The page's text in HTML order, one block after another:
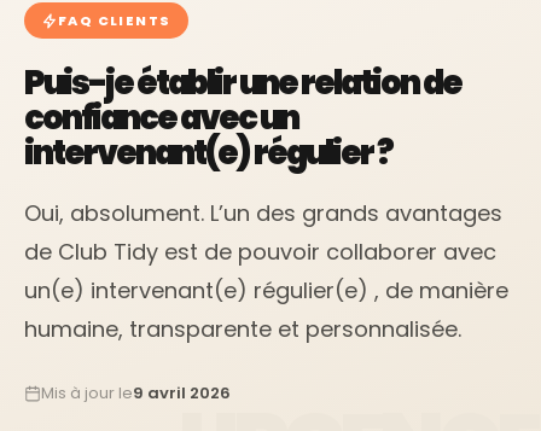
FAQ CLIENTS
Puis-je établir une relation de
confiance avec un
intervenant(e) régulier ?
Oui, absolument. L’un des grands avantages
de Club Tidy est de pouvoir collaborer avec
un(e) intervenant(e) régulier(e) , de manière
humaine, transparente et personnalisée.
Mis à jour le9 avril 2026